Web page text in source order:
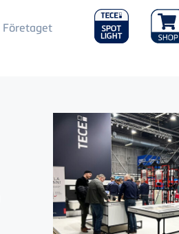
Main
Menu
Företaget